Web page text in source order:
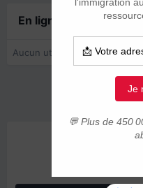
En ligne récemment
Aucun utilisateur enregistré